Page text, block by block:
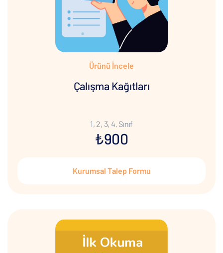
Ürünü İncele
Çalışma Kağıtları
1, 2, 3, 4. Sınıf
₺900
Kurumsal Talep Formu